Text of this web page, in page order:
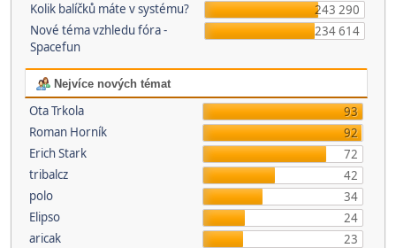
Kolik balíčků máte v systému?
243 290
Nové téma vzhledu fóra -
Spacefun
234 614
Nejvíce nových témat
Ota Trkola
93
Roman Horník
92
Erich Stark
72
tribalcz
42
polo
34
Elipso
24
aricak
23